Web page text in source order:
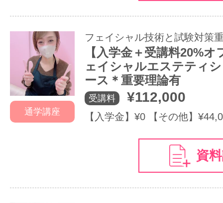
通学講座
フェイシャル技術と試験対策
【入学金＋受講料20%
ェイシャルエステティ
ース＊重要理論有
受講料 ¥112,000
【入学金】¥0 【その他】
資